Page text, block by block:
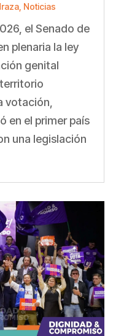
, Noticias
el Senado de
plenaria la ley
genital
votación,
en el primer país
una legislación